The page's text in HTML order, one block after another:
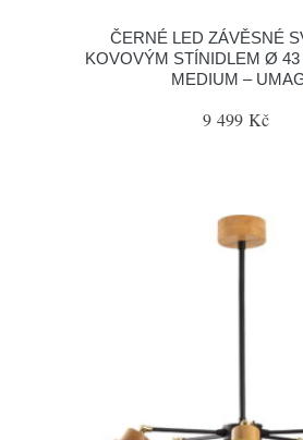
ČERNÉ LED ZÁVĚSNÉ
KOVOVÝM STÍNIDLEM Ø
MEDIUM –
9 499 Kč